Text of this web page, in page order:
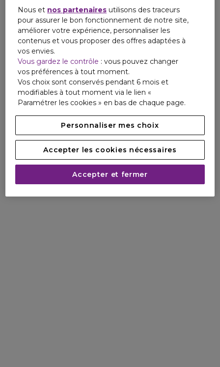
Nous et nos partenaires utilisons des traceurs
pour assurer le bon fonctionnement de notre site,
améliorer votre expérience, personnaliser les
contenus et vous proposer des offres adaptées à
vos envies.
Vous gardez le contrôle : vous pouvez changer
vos préférences à tout moment.
Vos choix sont conservés pendant 6 mois et
modifiables à tout moment via le lien «
Paramétrer les cookies » en bas de chaque page.
Personnaliser mes choix
Accepter les cookies nécessaires
Accepter et fermer